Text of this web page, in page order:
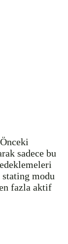
sadece bu
modu
fazla aktif